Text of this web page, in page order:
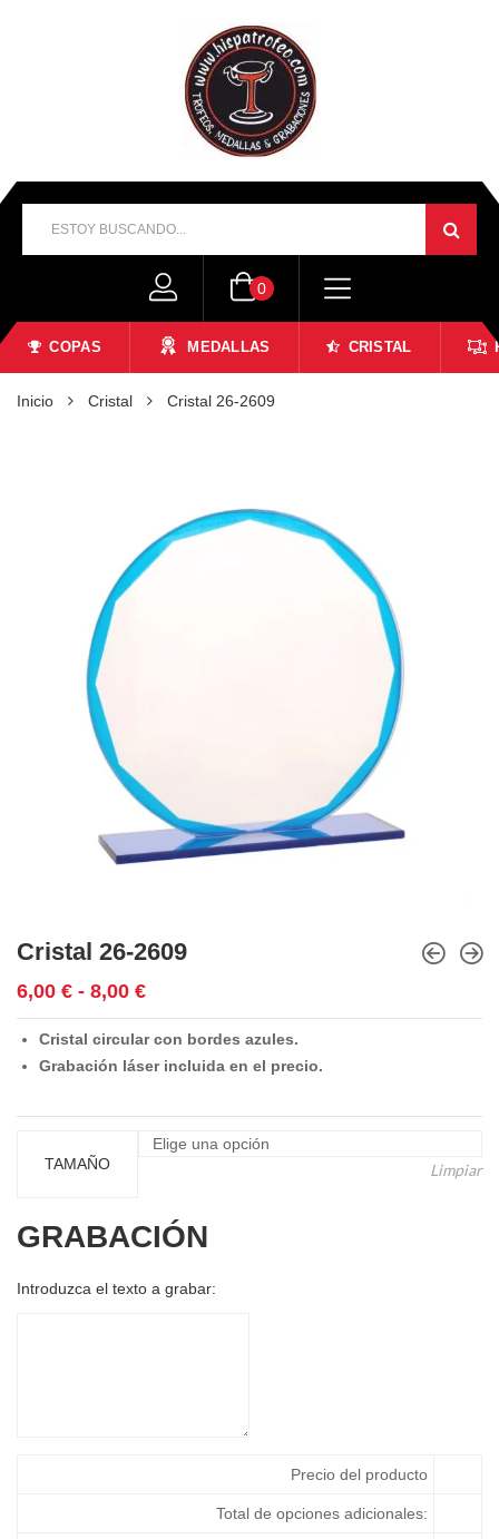
0
COPAS MEDALLAS CRISTAL
Inicio Cristal Cristal 26-2609
Cristal 26-2609
6,00 € - 8,00 €Rango
de
precios:
desde
hasta
8,00 €
Cristal circular con bordes azules.
Grabación láser incluida en el precio.
TAMAÑO Limpiar
GRABACIÓN
Introduzca el texto a grabar:
Precio del producto
Total de opciones adicionales: